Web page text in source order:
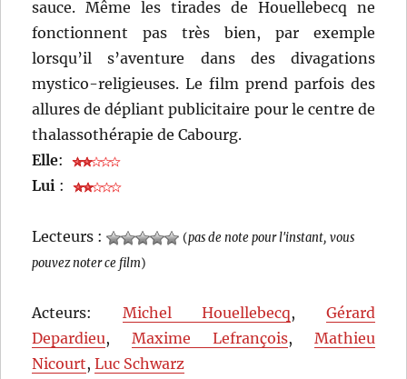
sauce. Même les tirades de Houellebecq ne
fonctionnent pas très bien, par exemple
lorsqu’il s’aventure dans des divagations
mystico-religieuses. Le film prend parfois des
allures de dépliant publicitaire pour le centre de
thalassothérapie de Cabourg.
Elle:
Lui :
Lecteurs : (pas de note pour l'instant, vous
pouvez noter ce film)
Acteurs: Michel Houellebecq, Gérard
Depardieu,Maxime Lefrançois, Mathieu
Nicourt,Luc Schwarz